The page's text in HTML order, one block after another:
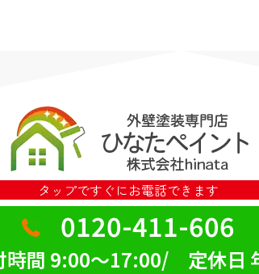
タップですぐにお電話できます
0120-411-606
時間 9:00～17:00/ 定休日